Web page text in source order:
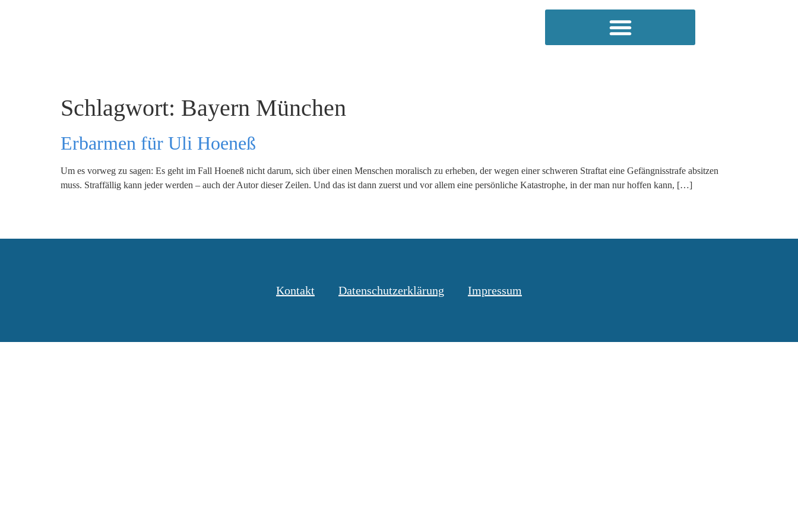
Schlagwort: Bayern München
Erbarmen für Uli Hoeneß
Um es vorweg zu sagen: Es geht im Fall Hoeneß nicht darum, sich über einen Menschen moralisch zu erheben, der wegen einer schweren Straftat eine Gefängnisstrafe absitzen
muss. Straffällig kann jeder werden – auch der Autor dieser Zeilen. Und das ist dann zuerst und vor allem eine persönliche Katastrophe, in der man nur hoffen kann, […]
Kontakt Datenschutzerklärung Impressum